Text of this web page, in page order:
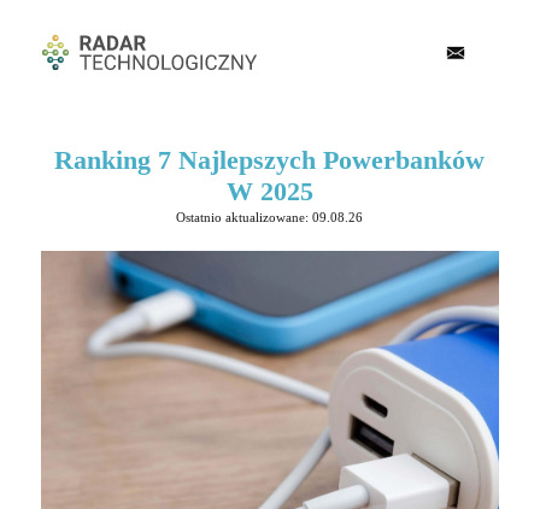
Ranking 7 Najlepszych Powerbanków
W 2025
Ostatnio aktualizowane: 09.08.26